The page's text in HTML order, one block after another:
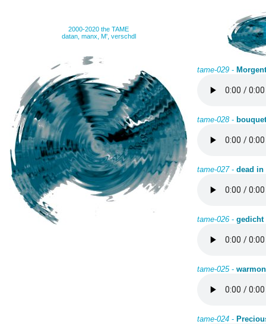
2000-2020 the TAME
datan, manx, M', verschdl
tame-029 -
tame-028- bouquet
tame-027- dead in
tame-026 - gedicht
tame-025-
tame-024 -